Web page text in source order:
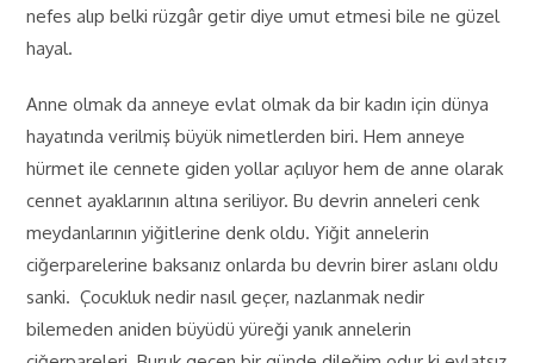
nefes alıp belki rüzgâr getir diye umut etmesi bile ne güzel
hayal.
Anne olmak da anneye evlat olmak da bir kadın için dünya
hayatında verilmiş büyük nimetlerden biri. Hem anneye
hürmet ile cennete giden yollar açılıyor hem de anne olarak
cennet ayaklarının altına seriliyor. Bu devrin anneleri cenk
meydanlarının yiğitlerine denk oldu. Yiğit annelerin
ciğerparelerine baksanız onlarda bu devrin birer aslanı oldu
sanki. Çocukluk nedir nasıl geçer, nazlanmak nedir
bilemeden aniden büyüdü yüreği yanık annelerin